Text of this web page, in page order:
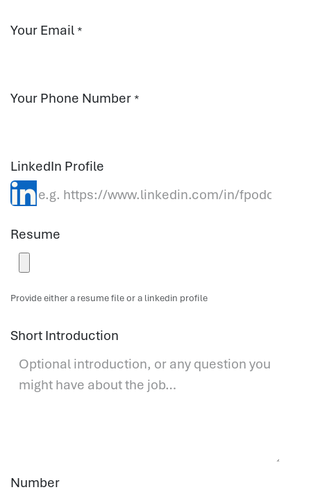
Your Email *
Your Phone Number *
LinkedIn Profile
Resume
Provide either a resume file or a linkedin profile
Short Introduction
Number